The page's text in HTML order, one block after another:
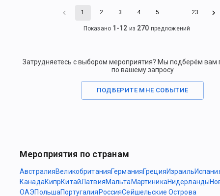
1 2 3 4 5 … 23
Показано 1 -12 из 270 предложений
Затрудняетесь с выбором мероприятия? Мы подберём вам
по вашему запросу
ПОДБЕРИТЕ МНЕ СОБЫТИЕ
Мероприятия по странам
АвстралияВеликобританияГерманияГрецияИзраиль
КанадаКипрКитайЛатвияМальта МартиникаНидерланды
ОАЭПольшаПортугалия РоссияСейшельские Острова